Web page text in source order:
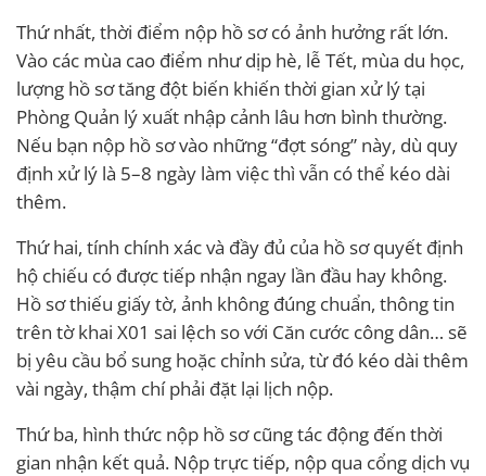
Thứ nhất, thời điểm nộp hồ sơ có ảnh hưởng rất lớn.
Vào các mùa cao điểm như dịp hè, lễ Tết, mùa du học,
lượng hồ sơ tăng đột biến khiến thời gian xử lý tại
Phòng Quản lý xuất nhập cảnh lâu hơn bình thường.
Nếu bạn nộp hồ sơ vào những “đợt sóng” này, dù quy
định xử lý là 5–8 ngày làm việc thì vẫn có thể kéo dài
thêm.
Thứ hai, tính chính xác và đầy đủ của hồ sơ quyết định
hộ chiếu có được tiếp nhận ngay lần đầu hay không.
Hồ sơ thiếu giấy tờ, ảnh không đúng chuẩn, thông tin
trên tờ khai X01 sai lệch so với Căn cước công dân… sẽ
bị yêu cầu bổ sung hoặc chỉnh sửa, từ đó kéo dài thêm
vài ngày, thậm chí phải đặt lại lịch nộp.
Thứ ba, hình thức nộp hồ sơ cũng tác động đến thời
gian nhận kết quả. Nộp trực tiếp, nộp qua cổng dịch vụ